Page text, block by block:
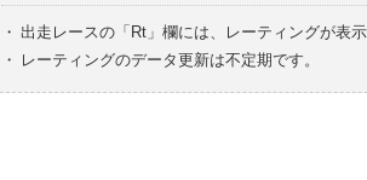
・ 出走レースの「Rt」欄には、レーティングが表
・
レーティングのデータ更新は不定期です。